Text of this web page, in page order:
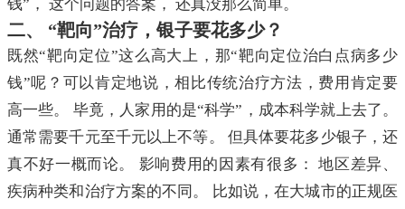
钱”， 这个问题的答案， 还真没那么简单。
二、 “靶向”治疗，银子要花多少？
既然“靶向定位”这么高大上，那“靶向定位治白点病多少
钱”呢？可以肯定地说，相比传统治疗方法，费用肯定要
高一些。 毕竟，人家用的是“科学”，成本科学就上去了。
通常需要千元至千元以上不等。 但具体要花多少银子，还
真不好一概而论。 影响费用的因素有很多： 地区差异、
疾病种类和治疗方案的不同。 比如说，在大城市的正规医